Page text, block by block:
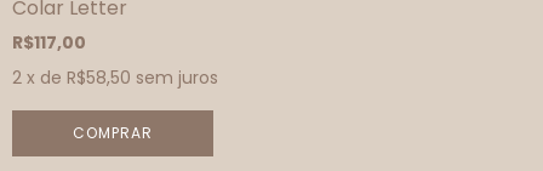
Colar Letter
R$117,00
2 x de R$58,50 sem juros
COMPRAR